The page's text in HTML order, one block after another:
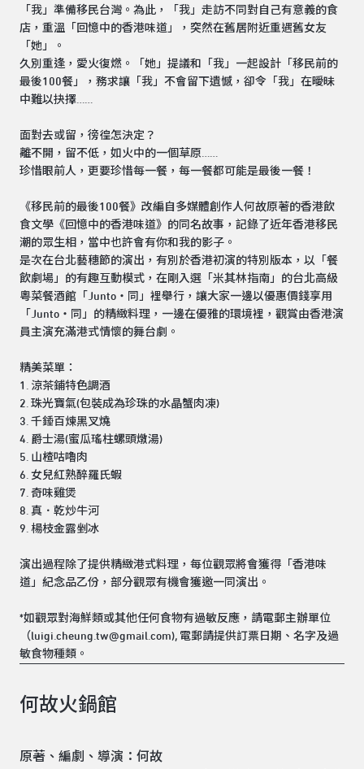
「我」準備移民台灣。為此，「我」走訪不同對自己有意義的食
店，重溫「回憶中的香港味道」，突然在舊居附近重遇舊女友
「她」。
久別重逢，愛火復燃。「她」提議和「我」一起設計「移民前的
最後100餐」，務求讓「我」不會留下遺憾，卻令「我」在曖昧
中難以抉擇……
面對去或留，徬徨怎決定？
離不開，留不低，如火中的一個草原……
珍惜眼前人，更要珍惜每一餐，每一餐都可能是最後一餐！
《移民前的最後100餐》改編自多媒體創作人何故原著的香港飲
食文學《回憶中的香港味道》的同名故事，記錄了近年香港移民
潮的眾生相，當中也許會有你和我的影子。
是次在台北藝穗節的演出，有別於香港初演的特別版本，以「餐
飲劇場」的有趣互動模式，在剛入選「米其林指南」的台北高級
粵菜餐酒館「Junto‧同」裡舉行，讓大家一邊以優惠價錢享用
「Junto‧同」的精緻料理，一邊在優雅的環境裡，觀賞由香港演
員主演充滿港式情懷的舞台劇。
精美菜單：
1. 涼茶鋪特色調酒
2. 珠光寶氣(包裝成為珍珠的水晶蟹肉凍)
3. 千錘百煉黑叉燒
4. 爵士湯(蜜瓜瑤柱螺頭燉湯)
5. 山楂咕嚕肉
6. 女兒紅熟醉羅氏蝦
7. 奇味雞煲
8. 真．乾炒牛河
9. 楊枝金露剉冰
演出過程除了提供精緻港式料理，每位觀眾將會獲得「香港味
道」紀念品乙份，部分觀眾有機會獲邀一同演出。
*如觀眾對海鮮類或其他任何食物有過敏反應，請電郵主辦單位
（luigi.cheung.tw@gmail.com), 電郵請提供訂票日期、名字及過
敏食物種類。
何故火鍋館
原著、編劇、導演：何故